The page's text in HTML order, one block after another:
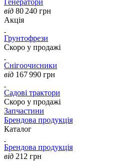
Генератори
від 80 240 грн
Акція
Грунтофрези
Скоро у продажі
Снігоочисники
від 167 990 грн
Садові трактори
Скоро у продажі
Запчастини
Брендова продукція
Каталог
Брендова продукція
від 212 грн